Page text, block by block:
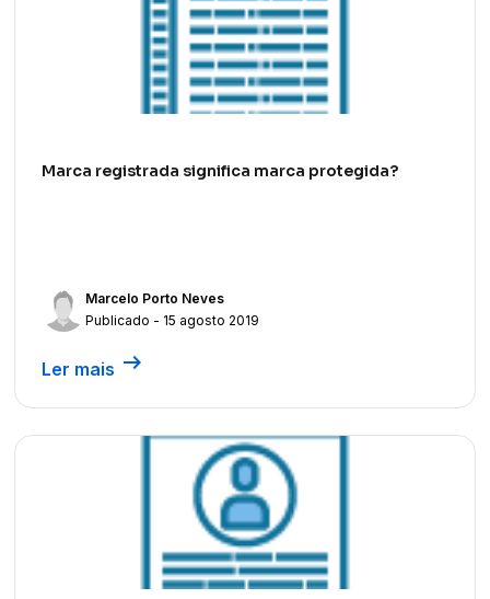
Marca registrada significa marca protegida?
Marcelo Porto Neves
Publicado - 15 agosto 2019
Ler mais arrow_right_alt